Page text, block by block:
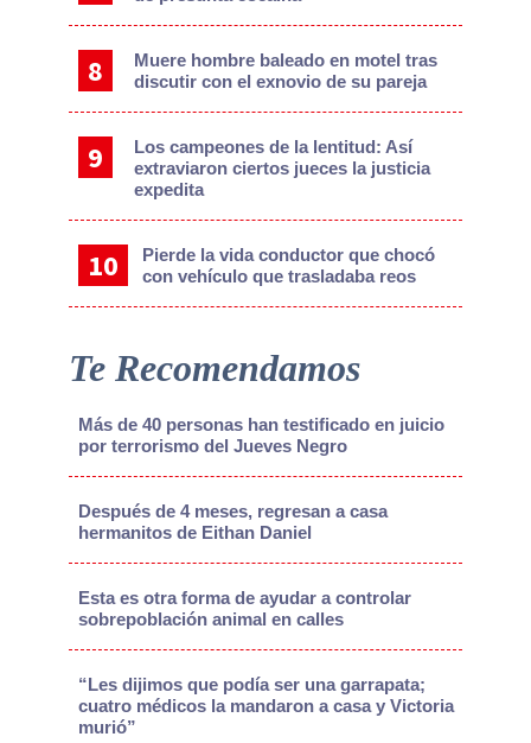
Muere hombre baleado en motel tras
discutir con el exnovio de su pareja
Los campeones de la lentitud: Así
extraviaron ciertos jueces la justicia
expedita
Pierde la vida conductor que chocó
con vehículo que trasladaba reos
Te Recomendamos
Más de 40 personas han testificado en juicio
por terrorismo del Jueves Negro
Después de 4 meses, regresan a casa
hermanitos de Eithan Daniel
Esta es otra forma de ayudar a controlar
sobrepoblación animal en calles
“Les dijimos que podía ser una garrapata;
cuatro médicos la mandaron a casa y Victoria
murió”